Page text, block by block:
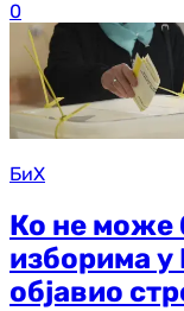
0
БиХ
Ко не може
изборима
објавио